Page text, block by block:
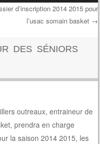
d’inscription 2014 2015 pour
l’usac somain basket →
DES SÉNIORS
outreaux, entraineur de
prendra en charge
la saison 2014 2015, les